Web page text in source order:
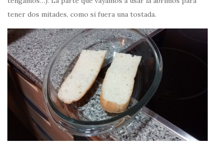
tener dos mitades, como si fuera una tostada.